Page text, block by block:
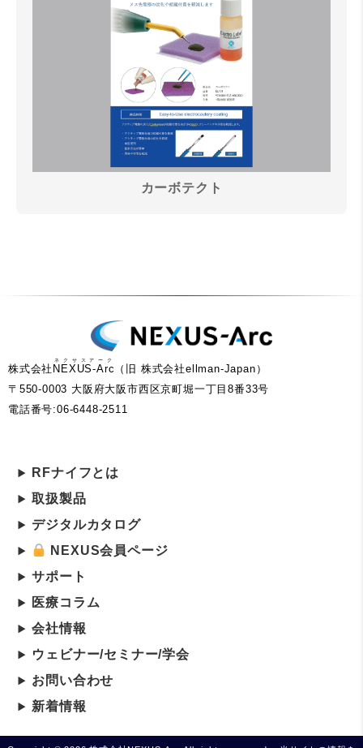
カーボテクト
株式会社 NEXUS-Arc
ネクサスアーク
（旧 株式会社ellman-Japan）
〒550-0003 大阪府大阪市西区京町堀一丁目8番33号
電話番号:06-6448-2511
RFナイフとは
取扱製品
デジタルカタログ
NEXUS会員ページ
サポート
医療コラム
会社情報
ウェビナー/セミナー/学会
お問い合わせ
新着情報